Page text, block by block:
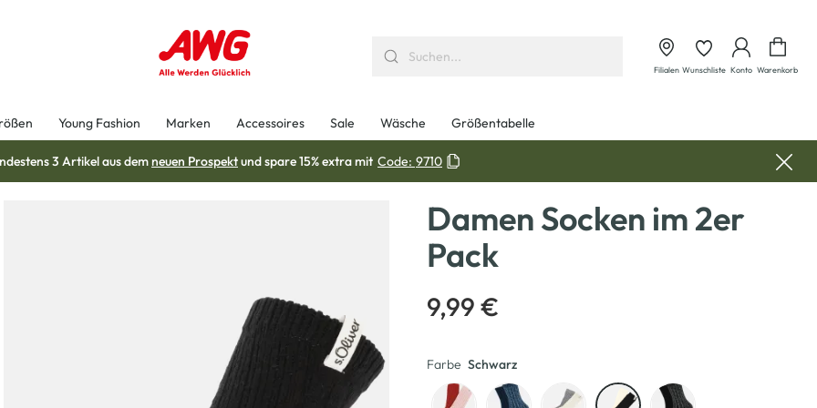
Filialen Wunschliste Konto Warenkorb
Young Fashion Marken Accessoires Sale Wäsche Größentabelle
3 Artikel aus demneuen Prospektund spare 15% extra mit Code: 9710
Damen Socken im 2er
Pack
9,99 €
Farbe Schwarz